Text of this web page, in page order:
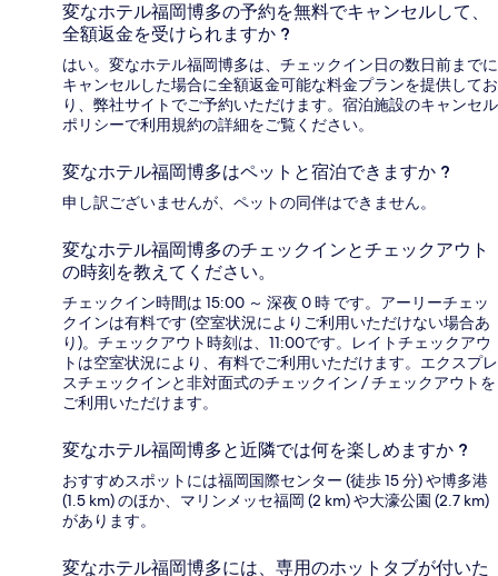
変なホテル福岡博多の予約を無料でキャンセルして、
全額返金を受けられますか ?
はい。変なホテル福岡博多は、チェックイン日の数日前までに
キャンセルした場合に全額返金可能な料金プランを提供してお
り、弊社サイトでご予約いただけます。宿泊施設のキャンセル
ポリシーで利用規約の詳細をご覧ください。
変なホテル福岡博多はペットと宿泊できますか ?
申し訳ございませんが、ペットの同伴はできません。
変なホテル福岡博多のチェックインとチェックアウト
の時刻を教えてください。
チェックイン時間は 15:00 ～ 深夜 0 時 です。アーリーチェッ
クインは有料です (空室状況によりご利用いただけない場合あ
り)。チェックアウト時刻は、11:00です。レイトチェックアウ
トは空室状況により、有料でご利用いただけます。エクスプレ
スチェックインと非対面式のチェックイン / チェックアウトを
ご利用いただけます。
変なホテル福岡博多と近隣では何を楽しめますか ?
おすすめスポットには福岡国際センター (徒歩 15 分) や博多港
(1.5 km) のほか、マリンメッセ福岡 (2 km) や大濠公園 (2.7 km)
があります。
変なホテル福岡博多には、専用のホットタブが付いた